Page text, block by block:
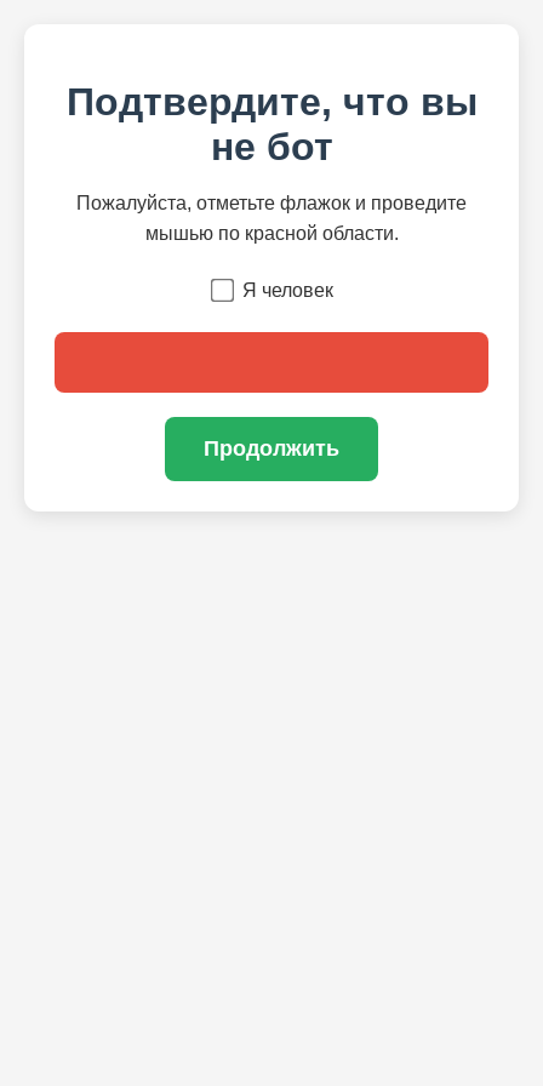
Подтвердите, что вы
не бот
Пожалуйста, отметьте флажок и проведите
мышью по красной области.
Я человек
Продолжить